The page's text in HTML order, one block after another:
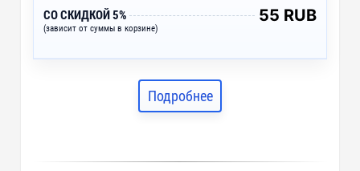
СО СКИДКОЙ 5%
(зависит от суммы в корзине)
55 RUB
Подробнее